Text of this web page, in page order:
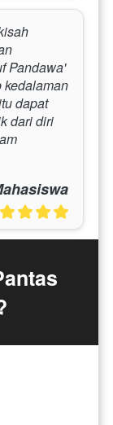
Pandawa'
kedalaman
dapat
dari diri